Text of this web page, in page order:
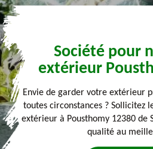
Société pour
extérieur
Envie de garder votre extérieur
toutes circonstances ? Sollicitez
extérieur à Pousthomy 12380 de
qualité au